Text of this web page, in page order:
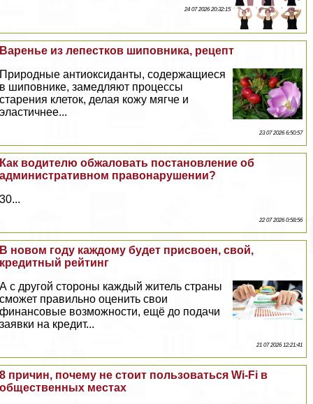
24 07 2026 20:32:15
Варенье из лепестков шиповника, рецепт
Природные антиоксиданты, содержащиеся
в шиповнике, замедляют процессы
старения клеток, делая кожу мягче и
эластичнее...
23 07 2026 6:50:57
Как водителю обжаловать постановление об
административном правонарушении?
30...
22 07 2026 0:58:56
В новом году каждому будет присвоен, свой,
кредитный рейтинг
А с другой стороны каждый житель страны
сможет правильно оценить свои
финансовые возможности, ещё до подачи
заявки на кредит...
21 07 2026 12:21:41
8 причин, почему не стоит пользоваться Wi-Fi в
общественных местах